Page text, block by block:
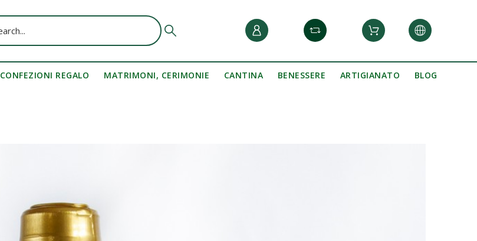
CONFEZIONI REGALO MATRIMONI, CERIMONIE CANTINA BENESSERE ARTIGIANATO BLOG